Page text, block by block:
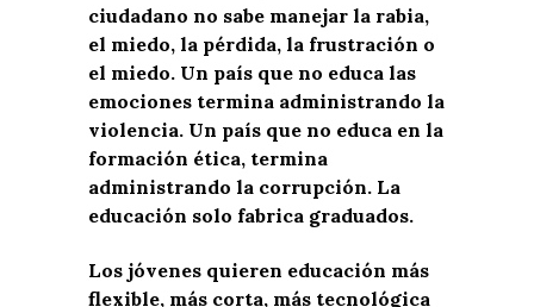
ciudadano no sabe manejar la rabia,
el miedo, la pérdida, la frustración o
el miedo. Un país que no educa las
emociones termina administrando la
violencia. Un país que no educa en la
formación ética, termina
administrando la corrupción. La
educación solo fabrica graduados.
Los jóvenes quieren educación más
flexible, más corta, más tecnológica